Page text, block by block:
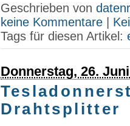
Geschrieben von
keine Kommentare|
Tags für diesen Artikel:
Donnerstag, 26.
Drahtsplitter